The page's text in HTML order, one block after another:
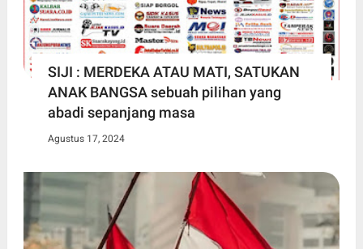
SIJI : MERDEKA ATAU MATI, SATUKAN
ANAK BANGSA sebuah pilihan yang
abadi sepanjang masa
Agustus 17, 2024